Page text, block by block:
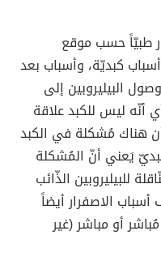
طبيّاً حسب موقع
كبديّة، وأسباب بعد
البيليروبين إلى
أنّه ليس للكبد علاقة
هناك مُشكلة في الكبد
يَعني أنّ المُشكلة
للبيليروبين الذّائب
الاصفرار أيضاً
أو مباشر (غير